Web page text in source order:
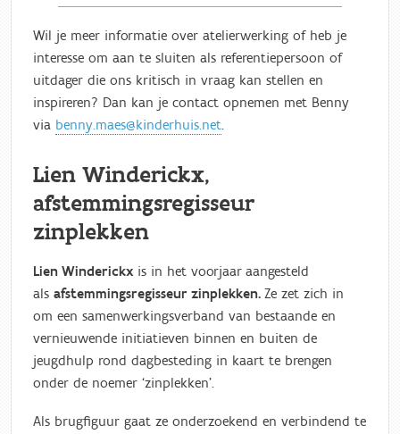
Wil je meer informatie over atelierwerking of heb je
interesse om aan te sluiten als referentiepersoon of
uitdager die ons kritisch in vraag kan stellen en
inspireren? Dan kan je contact opnemen met Benny
via benny.maes@kinderhuis.net.
Lien Winderickx,
afstemmingsregisseur
zinplekken
Lien Winderickx is in het voorjaar aangesteld
als afstemmingsregisseur zinplekken. Ze zet zich in
om een samenwerkingsverband van bestaande en
vernieuwende initiatieven binnen en buiten de
jeugdhulp rond dagbesteding in kaart te brengen
onder de noemer ‘zinplekken’.
Als brugfiguur gaat ze onderzoekend en verbindend te